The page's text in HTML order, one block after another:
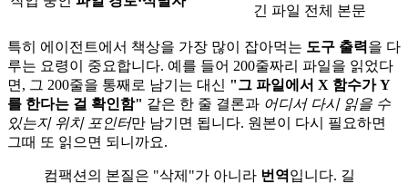
긴 파일 전체 본문
특히 에이전트에서 책상을 가장 많이 잡아먹는 도구 출력을 다
루는 요령이 중요합니다. 예를 들어 200줄짜리 파일을 읽었다
면, 그 200줄을 통째로 남기는 대신 "그 파일에서 X 함수가 Y
를 한다는 걸 확인함" 같은 한 줄 결론과 어디서 다시 읽을 수
있는지 위치 포인터만 남기면 됩니다. 원본이 다시 필요하면
그때 또 읽으면 되니까요.
컴팩션의 본질은 "삭제"가 아니라 번역입니다. 길